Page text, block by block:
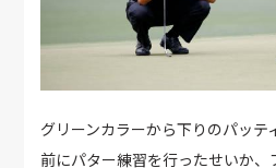
グリーンカラーから下りのパッ
前にパター練習を行ったせいか